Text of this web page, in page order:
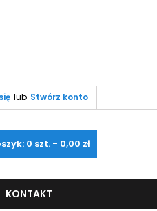
lub Stwórz konto
0 szt. - 0,00 zł
KONTAKT